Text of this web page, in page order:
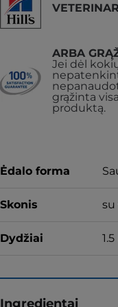
ARBA
Jei dėl
grąžinta
produktą.
Ėdalo forma
Skonis su
Dydžiai
Ingredientai